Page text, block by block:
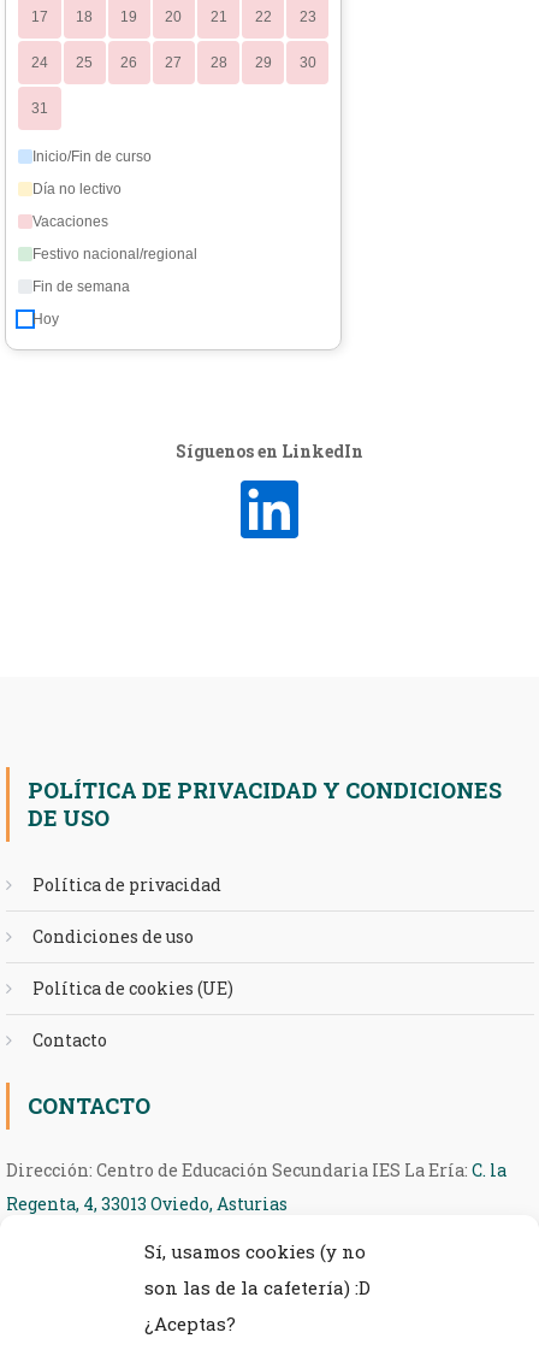
Sí, usamos cookies (y no
son las de la cafetería) :D
¿Aceptas?
17 18 19 20 21 22 23
24 25 26 27 28 29 30
31
Inicio/Fin de curso
Día no lectivo
Vacaciones
Festivo nacional/regional
Fin de semana
Hoy
Síguenos en LinkedIn
POLÍTICA DE PRIVACIDAD Y CONDICIONES
DE USO
Política de privacidad
Condiciones de uso
Política de cookies (UE)
Contacto
CONTACTO
Dirección: Centro de Educación Secundaria IES La Ería: C. la
Regenta, 4, 33013 Oviedo, Asturias
Teléfono: 985 27 36 54
eMail: ieseria@educastur.org